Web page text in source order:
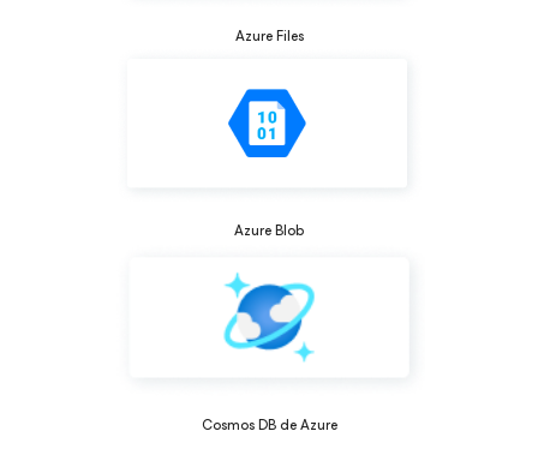
Azure Files
Azure Blob
Cosmos DB de Azure